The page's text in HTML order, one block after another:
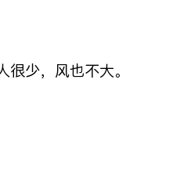
少，风也不大。